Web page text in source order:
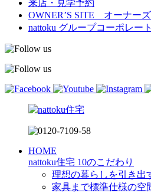
来店・見学予約
OWNER’S SITE オーナーズ
nattoku グループコーポレー
HOME
nattoku住宅 10のこだわり
理想の暮らしを引き出
家具まで標準仕様の空